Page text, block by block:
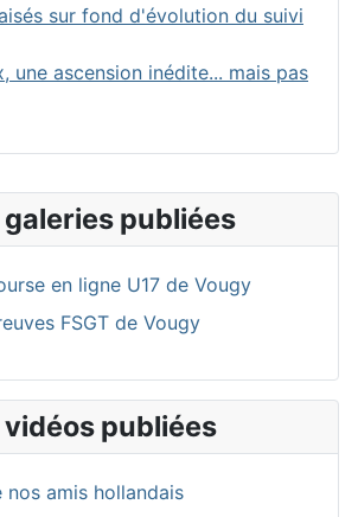
publiées
en ligne U17 de Vougy
FSGT de Vougy
publiées
amis hollandais
sur fond d'évolution du suivi
une ascension inédite... mais pas